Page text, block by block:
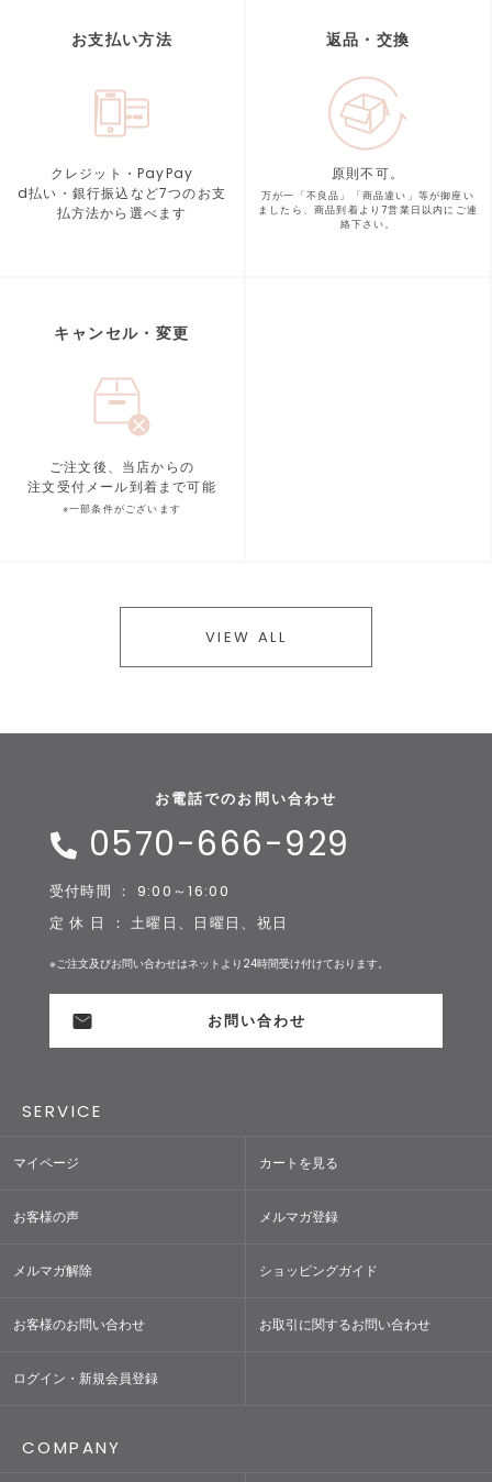
お支払い方法
クレジット・PayPay
d払い・銀行振込など7つのお支
払方法から選べます
返品・交換
原則不可。
万が一「不良品」「商品違い」等が御座い
ましたら、商品到着より7営業日以内にご連
絡下さい。
キャンセル・変更
ご注文後、当店からの
注文受付メール到着まで可能
※一部条件がございます
VIEW ALL
お電話でのお問い合わせ
0570-666-929
受付時間 ： 9:00～16:00
定 休 日 ： 土曜日、日曜日、祝日
※ご注文及びお問い合わせはネットより24時間受け付けております。
お問い合わせ
SERVICE
マイページ カートを見る
お客様の声 メルマガ登録
メルマガ解除 ショッピングガイド
お客様のお問い合わせ お取引に関するお問い合わせ
ログイン・新規会員登録
COMPANY